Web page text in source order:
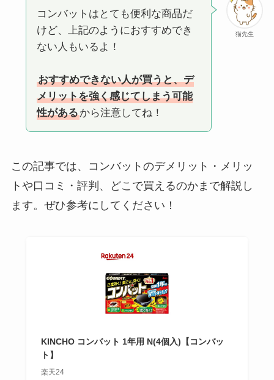
猫先生
コンバットはとても便利な商品だ
けど、上記のようにおすすめでき
ない人もいるよ！
おすすめできない人が買うと、デ
メリットを強く感じてしまう可能
性があるから注意してね！
この記事では、コンバットのデメリット・メリッ
トや口コミ・評判、どこで買えるのかまで解説し
ます。ぜひ参考にしてください！
KINCHO コンバット 1年用 N(4個入)【コンバッ
ト】
楽天24